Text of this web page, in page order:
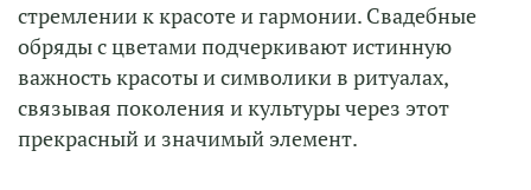
стремлении к красоте и гармонии. Свадебные
обряды с цветами подчеркивают истинную
важность красоты и символики в ритуалах,
связывая поколения и культуры через этот
прекрасный и значимый элемент.